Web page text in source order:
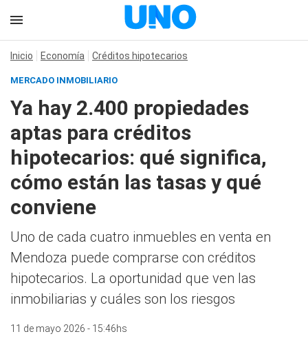
Inicio Economía Créditos hipotecarios
MERCADO INMOBILIARIO
Ya hay 2.400 propiedades
aptas para créditos
hipotecarios: qué significa,
cómo están las tasas y qué
conviene
Uno de cada cuatro inmuebles en venta en
Mendoza puede comprarse con créditos
hipotecarios. La oportunidad que ven las
inmobiliarias y cuáles son los riesgos
11 de mayo 2026 - 15:46hs